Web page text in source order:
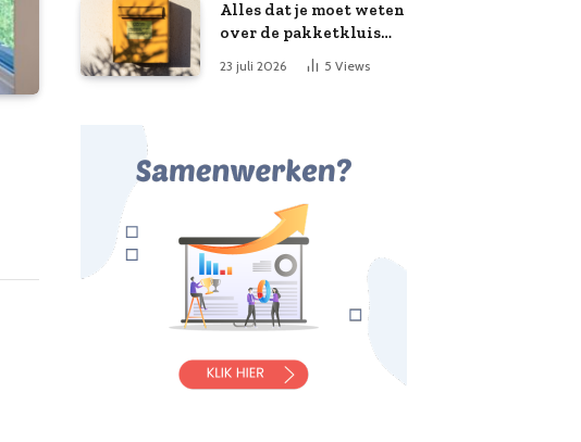
Alles dat je moet weten
over de pakketkluis
aan huis: voordelen,
kooptips en belang
23 juli 2026 5 Views